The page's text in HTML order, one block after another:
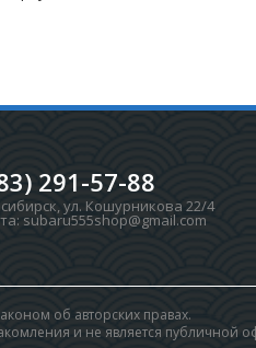
291-57-88
,ул. Кошурникова 22/4
subaru555shop@gmail.com
об авторских правах.
и не является публичной